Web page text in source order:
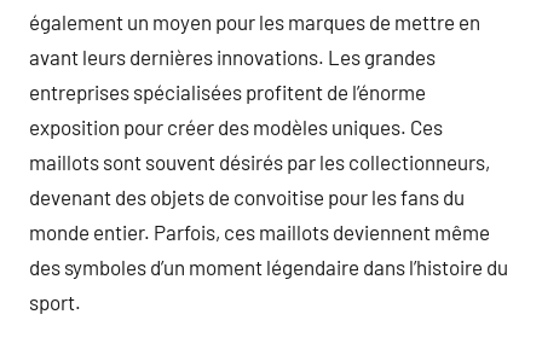
également un moyen pour les marques de mettre en
avant leurs dernières innovations. Les grandes
entreprises spécialisées profitent de l’énorme
exposition pour créer des modèles uniques. Ces
maillots sont souvent désirés par les collectionneurs,
devenant des objets de convoitise pour les fans du
monde entier. Parfois, ces maillots deviennent même
des symboles d’un moment légendaire dans l’histoire du
sport.